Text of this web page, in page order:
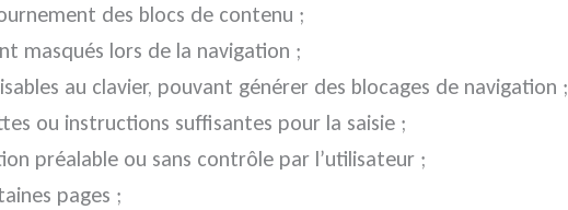
des blocs de contenu ;
masqués lors de la navigation ;
au clavier, pouvant générer des blocages de navigation ;
ou instructions suffisantes pour la saisie ;
préalable ou sans contrôle par l’utilisateur ;
pages ;